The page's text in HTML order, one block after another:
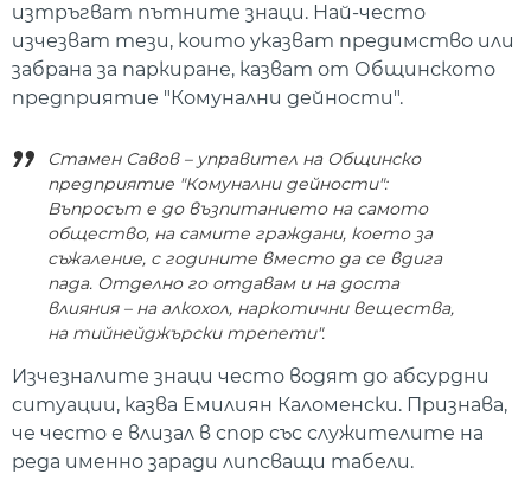
изтръгват пътните знаци. Най-често
изчезват тези, които указват предимство или
забрана за паркиране, казват от Общинското
предприятие "Комунални дейности".
Стамен Савов – управител на Общинско
предприятие "Комунални дейности":
Въпросът е до възпитанието на самото
общество, на самите граждани, което за
съжаление, с годините вместо да се вдига
пада. Отделно го отдавам и на доста
влияния – на алкохол, наркотични вещества,
на тийнейджърски трепети".
Изчезналите знаци често водят до абсурдни
ситуации, казва Емилиян Каломенски. Признава,
че често е влизал в спор със служителите на
реда именно заради липсващи табели.